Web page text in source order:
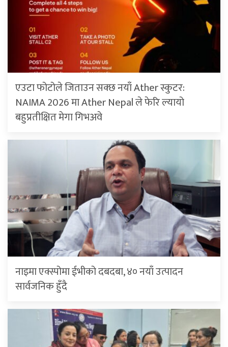
एउटा फोटोले जिताउन सक्छ नयाँ Ather स्कुटर:
NAIMA 2026 मा Ather Nepal ले फेरि ल्यायो
बहुप्रतीक्षित मेगा गिभअवे
नाइमा एक्स्पोमा ईभीको दबदबा, ४० नयाँ उत्पादन
सार्वजनिक हुँदै